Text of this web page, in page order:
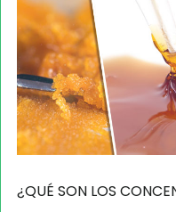
¿QUÉ SON LOS